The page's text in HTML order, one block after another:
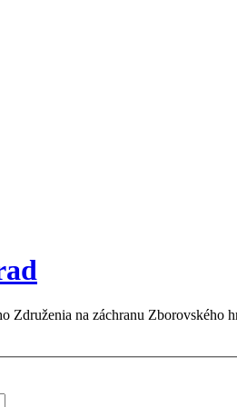
Združenia na záchranu Zborovského